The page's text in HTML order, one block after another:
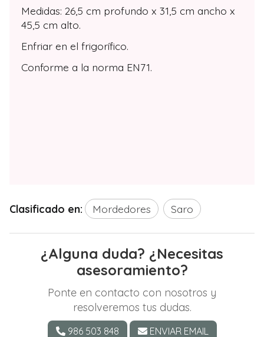
Medidas: 26,5 cm profundo x 31,5 cm ancho x
45,5 cm alto.
Enfriar en el frigorífico.
Conforme a la norma EN71.
Clasificado en: Mordedores Saro
¿Alguna duda? ¿Necesitas
asesoramiento?
Ponte en contacto con nosotros y
resolveremos tus dudas.
986 503 848 ENVIAR EMAIL